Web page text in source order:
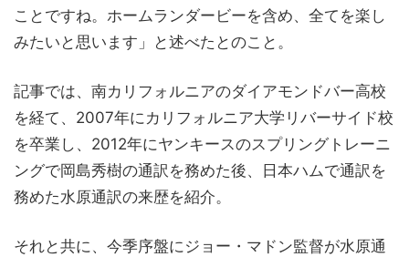
ことですね。ホームランダービーを含め、全てを楽し
みたいと思います」と述べたとのこと。
記事では、南カリフォルニアのダイアモンドバー高校
を経て、2007年にカリフォルニア大学リバーサイド校
を卒業し、2012年にヤンキースのスプリングトレーニ
ングで岡島秀樹の通訳を務めた後、日本ハムで通訳を
務めた水原通訳の来歴を紹介。
それと共に、今季序盤にジョー・マドン監督が水原通